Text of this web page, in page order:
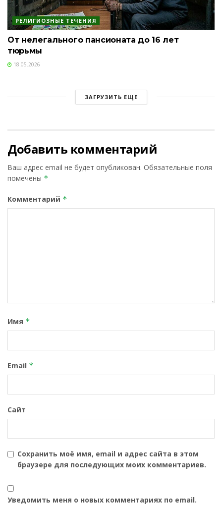
РЕЛИГИОЗНЫЕ ТЕЧЕНИЯ
От нелегального пансионата до 16 лет
тюрьмы
18.05.2026
ЗАГРУЗИТЬ ЕЩЕ
Добавить комментарий
Ваш адрес email не будет опубликован. Обязательные поля
помечены *
Комментарий *
Имя *
Email *
Сайт
Сохранить моё имя, email и адрес сайта в этом
браузере для последующих моих комментариев.
Уведомить меня о новых комментариях по email.